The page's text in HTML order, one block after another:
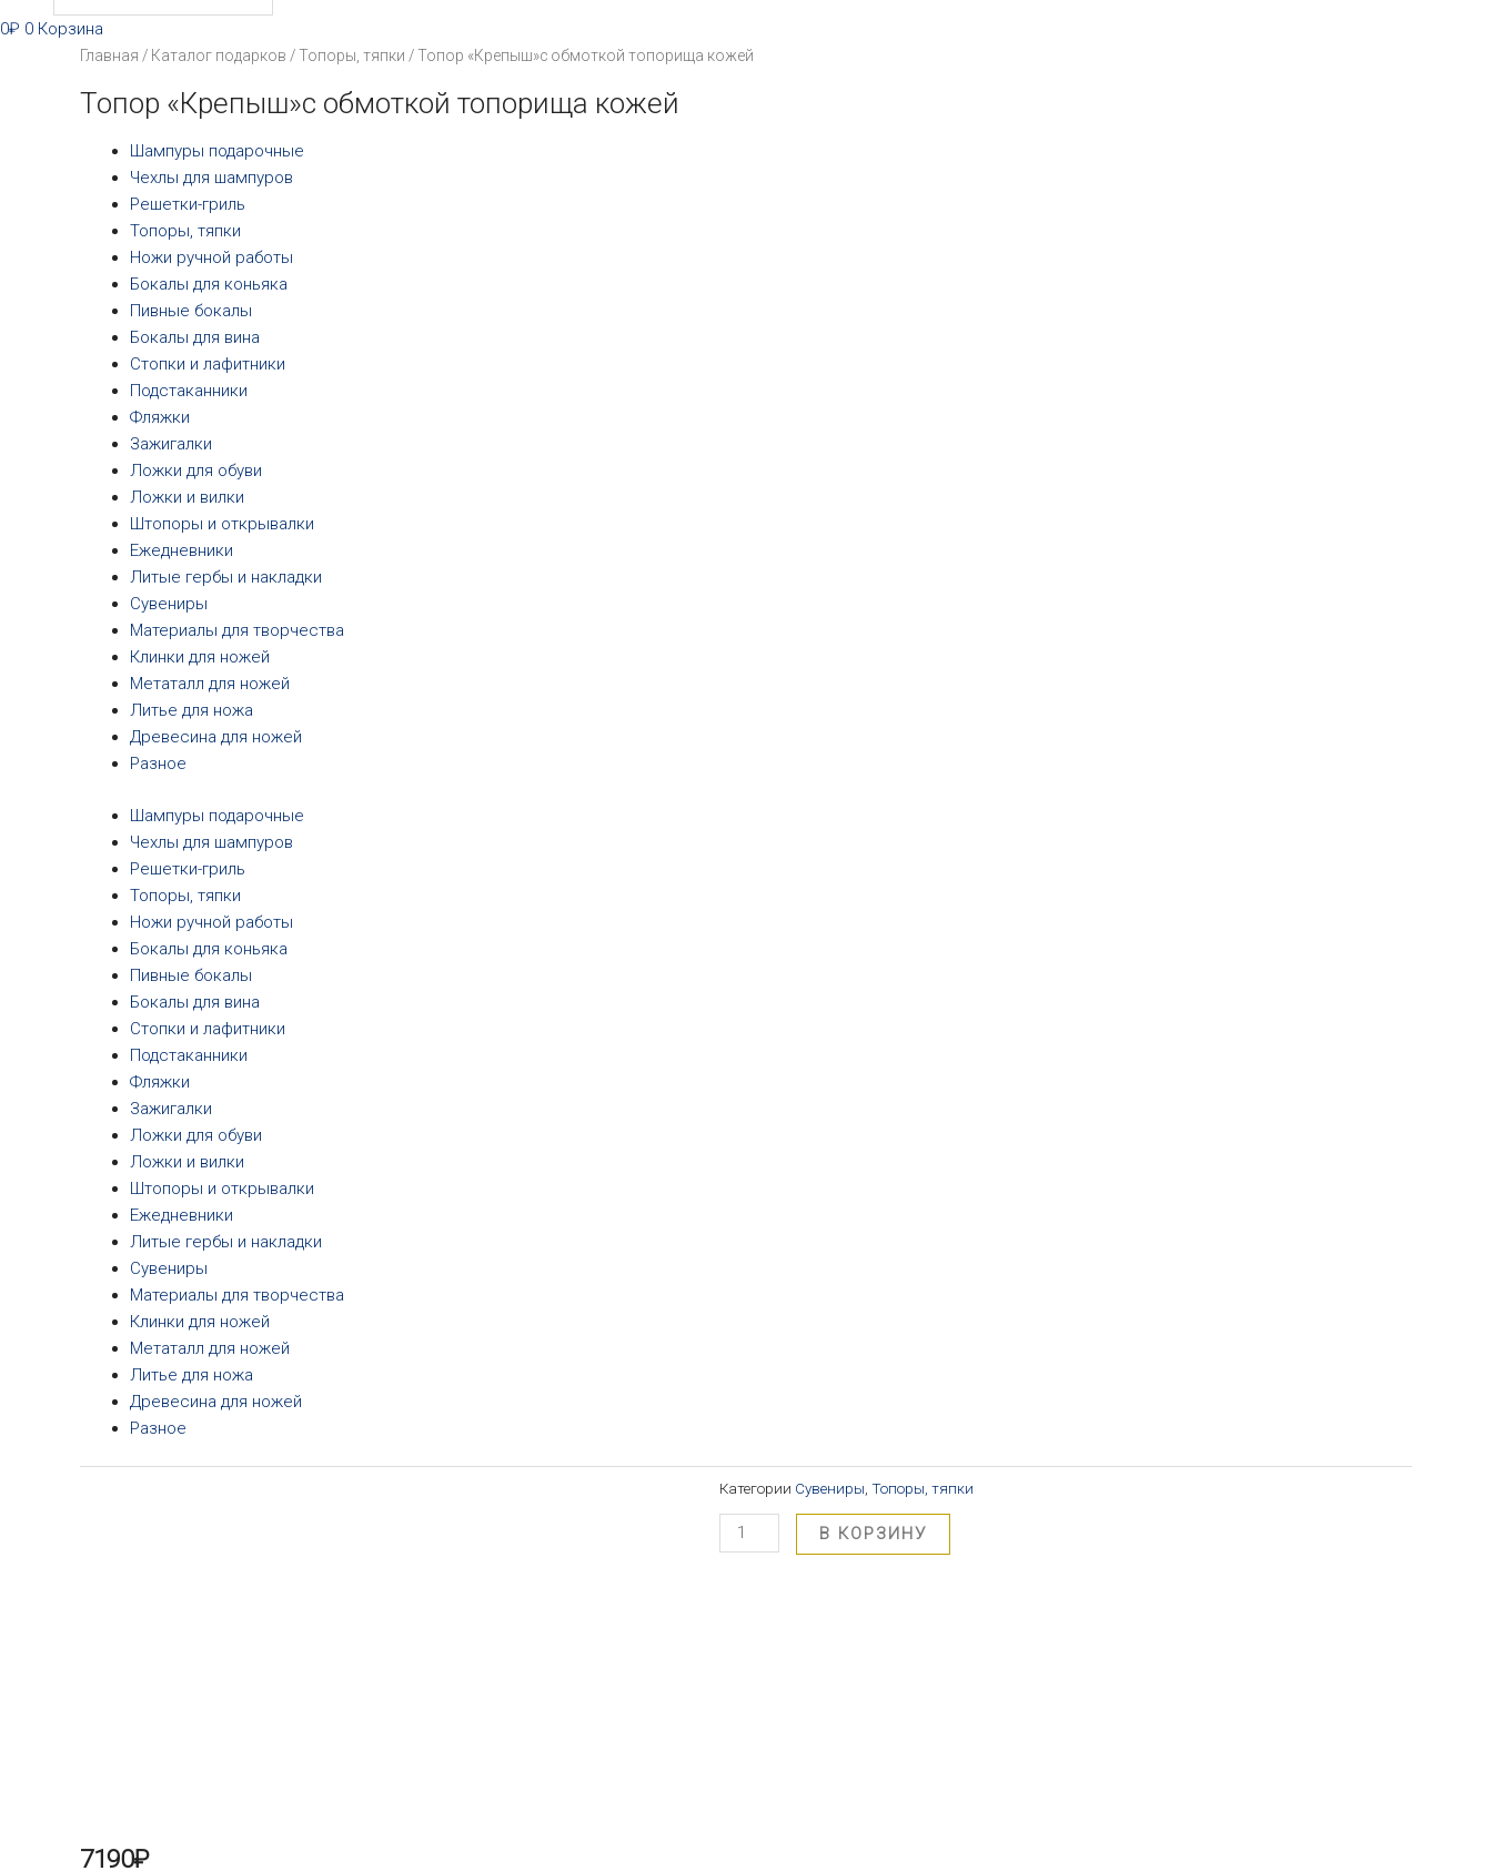
0₽ 0 Корзина
Главная / Каталог подарков /Топоры, тяпки / Топор «Крепыш»с обмоткой топорища кожей
Топор «Крепыш»с обмоткой топорища кожей
Шампуры подарочные
Чехлы для шампуров
Решетки-гриль
Топоры, тяпки
Ножи ручной работы
Бокалы для коньяка
Пивные бокалы
Бокалы для вина
Стопки и лафитники
Подстаканники
Фляжки
Зажигалки
Ложки для обуви
Ложки и вилки
Штопоры и открывалки
Ежедневники
Литые гербы и накладки
Сувениры
Материалы для творчества
Клинки для ножей
Метаталл для ножей
Литье для ножа
Древесина для ножей
Разное
Шампуры подарочные
Чехлы для шампуров
Решетки-гриль
Топоры, тяпки
Ножи ручной работы
Бокалы для коньяка
Пивные бокалы
Бокалы для вина
Стопки и лафитники
Подстаканники
Фляжки
Зажигалки
Ложки для обуви
Ложки и вилки
Штопоры и открывалки
Ежедневники
Литые гербы и накладки
Сувениры
Материалы для творчества
Клинки для ножей
Метаталл для ножей
Литье для ножа
Древесина для ножей
Разное
Категории Сувениры Топоры, тяпки
Количество
В КОРЗИНУ
7190₽